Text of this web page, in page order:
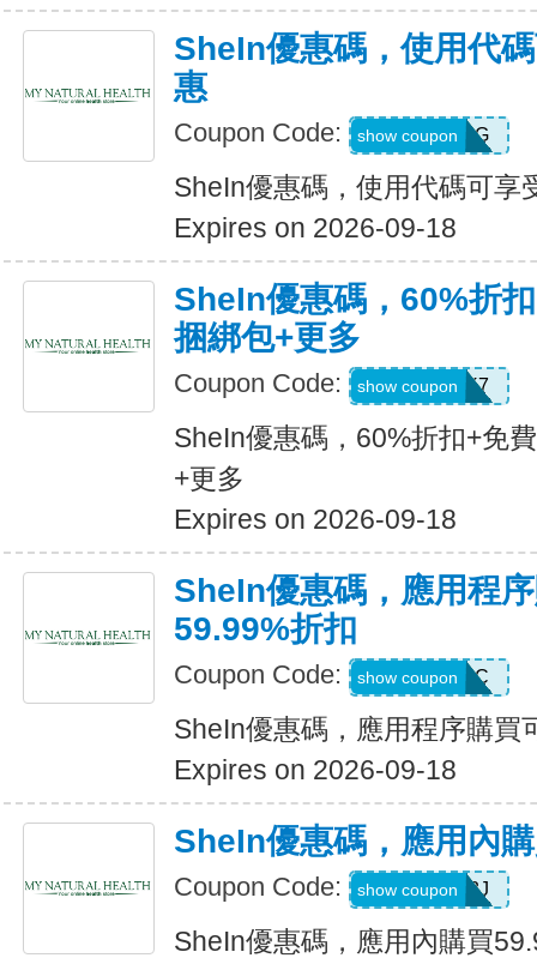
SheIn優惠碼，使用代
惠
Coupon Code: 9N6U25G
show coupon
SheIn優惠碼，使用代碼可享
Expires on 2026-09-18
SheIn優惠碼，60%折
捆綁包+更多
Coupon Code: HBPK7
show coupon
SheIn優惠碼，60%折扣+免
+更多
Expires on 2026-09-18
SheIn優惠碼，應用程
59.99%折扣
Coupon Code: MTFK4CC
show coupon
SheIn優惠碼，應用程序購買
Expires on 2026-09-18
SheIn優惠碼，應用內
Coupon Code: VJTWP3J
show coupon
SheIn優惠碼，應用內購買